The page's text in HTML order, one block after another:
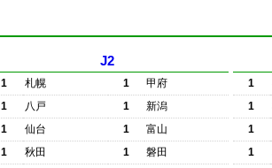
J2
1 札幌 1
甲府
1
八戸 1
新潟
1
仙台 1
富山
1
秋田 1
磐田
1
1
1
1